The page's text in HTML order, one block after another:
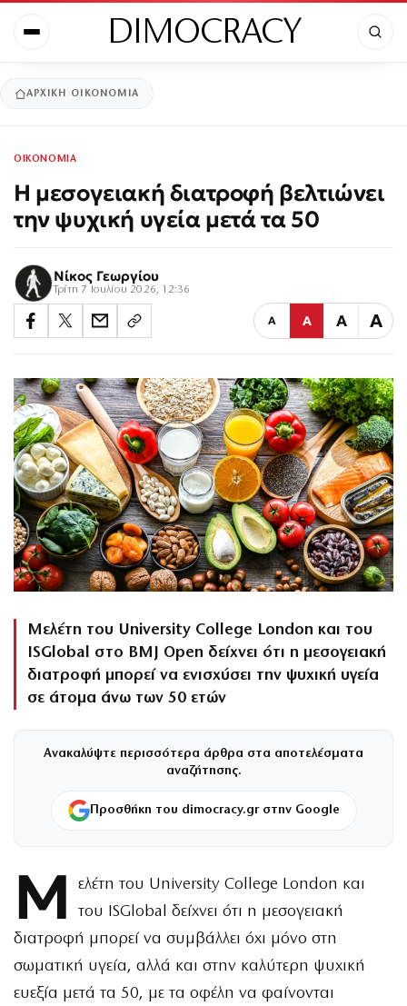
DIMOCRACY
ΑΡΧΙΚΉ ΟΙΚΟΝΟΜΙΑ
ΟΙΚΟΝΟΜΙΑ
Η μεσογειακή διατροφή βελτιώνει
την ψυχική υγεία μετά τα 50
Νίκος Γεωργίου
Τρίτη 7 Ιουλίου 2026, 12:36
Α Α Α Α
Μελέτη του University College London και του
ISGlobal στο BMJ Open δείχνει ότι η μεσογειακή
διατροφή μπορεί να ενισχύσει την ψυχική υγεία
σε άτομα άνω των 50 ετών
Ανακαλύψτε περισσότερα άρθρα στα αποτελέσματα
αναζήτησης.
Προσθήκη του dimocracy.gr στην Google
Μ
ελέτη του University College London και
του ISGlobal δείχνει ότι η μεσογειακή
διατροφή μπορεί να συμβάλλει όχι μόνο στη
σωματική υγεία, αλλά και στην καλύτερη ψυχική
ευεξία μετά τα 50, με τα οφέλη να φαίνονται